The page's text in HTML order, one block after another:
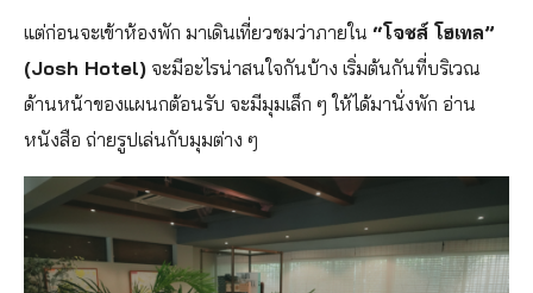
แต่ก่อนจะเข้าห้องพัก มาเดินเที่ยวชมว่าภายใน “โจชส์ โฮเทล”
(Josh Hotel) จะมีอะไรน่าสนใจกันบ้าง เริ่มต้นกันที่บริเวณ
ด้านหน้าของแผนกต้อนรับ จะมีมุมเล็ก ๆ ให้ได้มานั่งพัก อ่าน
หนังสือ ถ่ายรูปเล่นกับมุมต่าง ๆ